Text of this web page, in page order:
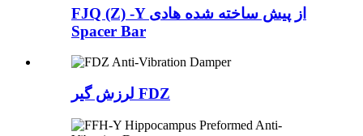
FJQ (Z) -Y از پیش ساخته شده هادی
Spacer Bar
لرزش گیر FDZ